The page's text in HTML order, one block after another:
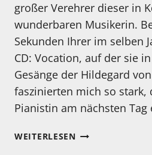
großer Verehrer dieser in
wunderbaren Musikerin.
Sekunden Ihrer im selben
CD: Vocation, auf der sie
Gesänge der Hildegard
faszinierten mich so stark,
Pianistin am nächsten Tag
WEITERLESENCD-